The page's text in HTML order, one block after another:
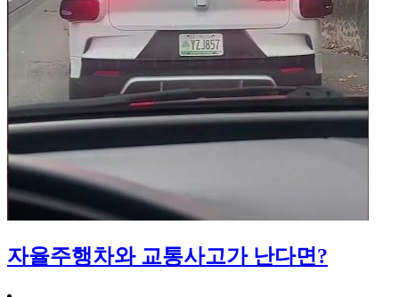
자율주행차와 교통사고가 난다면?